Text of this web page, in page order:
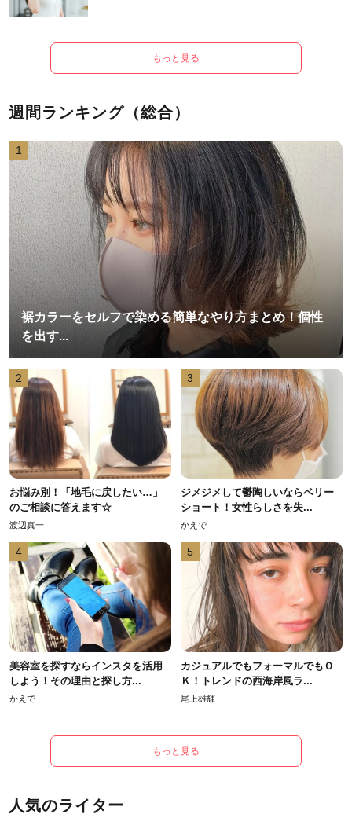
もっと見る
週間ランキング（総合）
1
裾カラーをセルフで染める簡単なやり方まとめ！個性
を出す...
2
お悩み別！「地毛に戻したい…」
のご相談に答えます☆
渡辺真一
3
ジメジメして鬱陶しいならベリー
ショート！女性らしさを失...
かえで
4
美容室を探すならインスタを活用
しよう！その理由と探し方...
かえで
5
カジュアルでもフォーマルでもＯ
Ｋ！トレンドの西海岸風ラ...
尾上雄輝
もっと見る
人気のライター